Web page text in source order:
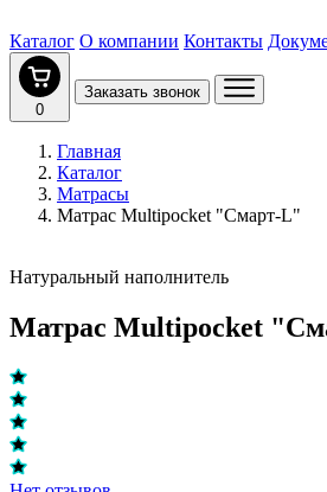
Каталог О компании Контакты
0
Заказать звонок
Главная
Каталог
Матрасы
Матрас Multipocket "Смарт-L"
Натуральный наполнитель
Матрас Multipocket